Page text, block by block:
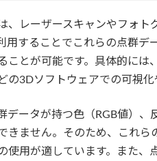
、レーザースキャンやフォト
用することでこれらの点群デ
ことが可能です。具体的に
の3Dソフトウェアでの可視
データが持つ色（RGB値）
きません。そのため、これら
使用が適しています。また